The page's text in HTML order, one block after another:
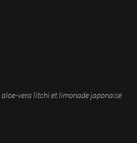
aloe-vera litchi et limonade japonaise